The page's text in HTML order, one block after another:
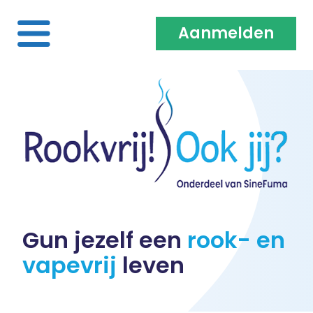
Home
Over ons
Medewerkers & Coaches
Heb je een klacht?
Aanmelden
Gun jezelf een rook- en
vapevrij leven